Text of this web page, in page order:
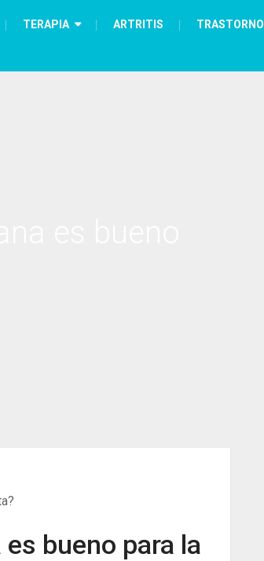
TERAPIA ARTRITIS TRASTORNO
bueno para la